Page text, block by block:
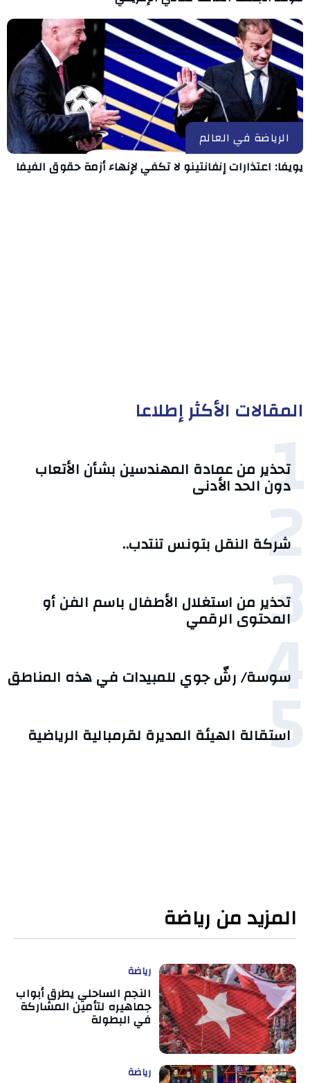
الرياضة في العالم
يويفا: اعتذارات إنفانتينو لا تكفي لإنهاء أزمة حقوق الفيفا
المقالات الأكثر إطلاعا
1
تحذير من عمادة المهندسين بشأن الأتعاب
دون الحد الأدنى
2
شركة النقل بتونس تنتدب..
3
تحذير من استغلال الأطفال باسم الفن أو
المحتوى الرقمي
4
سوسة/ رشّ جوي للمبيدات في هذه المناطق
5
استقالة الهيئة المديرة لقرمبالية الرياضية
المزيد من رياضة
رياضة
النجم الساحلي يطرق أبواب
جماهيره لتأمين المشاركة
في البطولة
رياضة